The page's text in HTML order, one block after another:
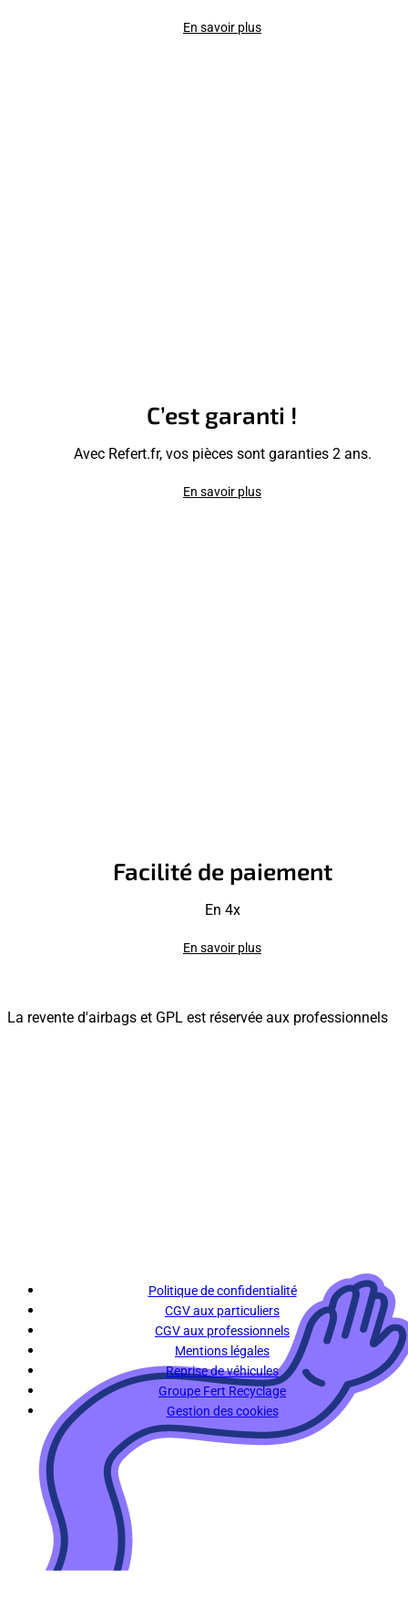
En savoir plus
C’est garanti !
Avec Refert.fr, vos pièces sont garanties 2 ans.
En savoir plus
Facilité de paiement
En 4x
En savoir plus
La revente d'airbags et GPL est réservée aux professionnels
Politique de confidentialité
CGV aux particuliers
CGV aux professionnels
Mentions légales
Reprise de véhicules
Groupe Fert Recyclage
Gestion des cookies